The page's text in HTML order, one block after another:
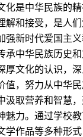
是中华民族的精
解和接受，是人
强新时代爱国主
承中华民族历史
厚文化的认识，
值，努力从中华
汲取营养和智慧
魅力。通过学校
学作品等多种形